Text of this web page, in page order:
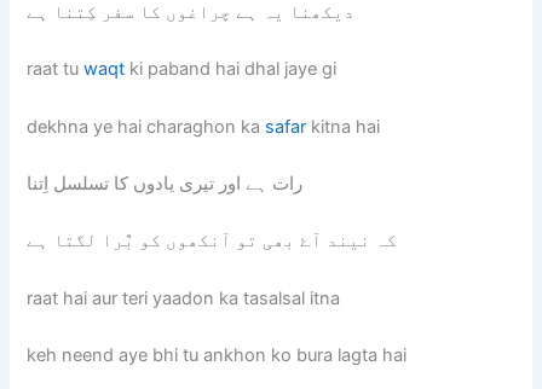
دیکھنا یہ ہے چراغوں کا سفر کِتنا ہے
raat tuwaqt ki paband hai dhal jaye gi
dekhna ye hai charaghon ka safar kitna hai
رات ہے اور تیری یادوں کا تسلسل اِتنا
کہ نیند آۓ بھی تو آنکھوں کو بٌرا لگتا ہے
raat hai aur teri yaadon ka tasalsal itna
keh neend aye bhi tu ankhon ko bura lagta hai